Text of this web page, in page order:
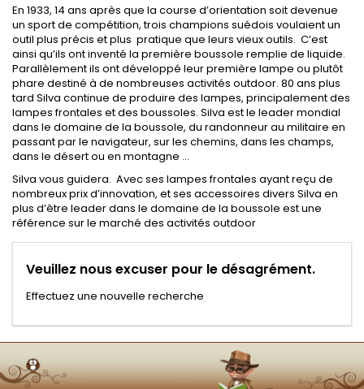
En 1933, 14 ans après que la course d’orientation soit devenue
un sport de compétition, trois champions suédois voulaient un
outil plus précis et plus pratique que leurs vieux outils. C’est
ainsi qu’ils ont inventé la première boussole remplie de liquide.
Parallèlement ils ont développé leur première lampe ou plutôt
phare destiné à de nombreuses activités outdoor. 80 ans plus
tard Silva continue de produire des lampes, principalement des
lampes frontales et des boussoles. Silva est le leader mondial
dans le domaine de la boussole, du randonneur au militaire en
passant par le navigateur, sur les chemins, dans les champs,
dans le désert ou en montagne …
Silva vous guidera. Avec ses lampes frontales ayant reçu de
nombreux prix d’innovation, et ses accessoires divers Silva en
plus d’être leader dans le domaine de la boussole est une
référence sur le marché des activités outdoor
Veuillez nous excuser pour le désagrément.
Effectuez une nouvelle recherche